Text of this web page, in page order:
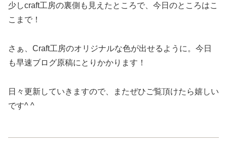
少しcraft工房の裏側も見えたところで、今日のところはこ
こまで！
さぁ、Craft工房のオリジナルな色が出せるように。今日
も早速ブログ原稿にとりかかります！
日々更新していきますので、またぜひご覧頂けたら嬉しい
です^ ^